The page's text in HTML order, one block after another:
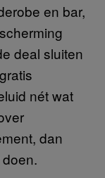
en bar,
deal sluiten
nét wat
dan